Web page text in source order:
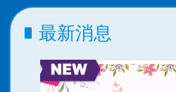
最新消息